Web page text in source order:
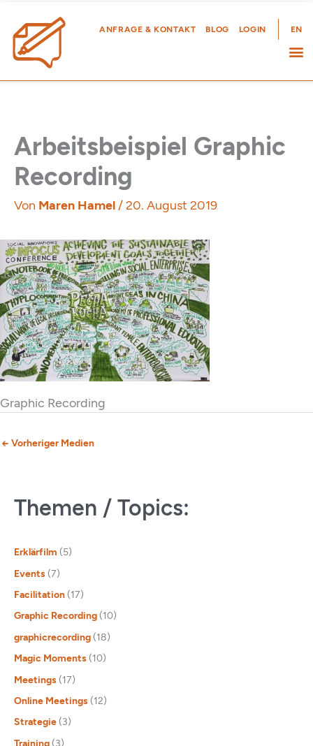
Inhalt
springen
ANFRAGE & KONTAKT BLOG LOGIN EN
Arbeitsbeispiel Graphic
Recording
Von Maren Hamel/20. August 2019
Graphic Recording
← Vorheriger Medien
Themen / Topics:
Erklärfilm (5)
Events (7)
Facilitation (17)
Graphic Recording (10)
graphicrecording (18)
Magic Moments (10)
Meetings (17)
Online Meetings (12)
Strategie (3)
Training (3)